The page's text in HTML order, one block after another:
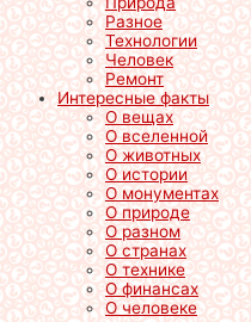
Разное
Технологии
Человек
Ремонт
Интересные факты
О вещах
О вселенной
О животных
О истории
О монументах
О природе
О разном
О странах
О технике
О финансах
О человеке